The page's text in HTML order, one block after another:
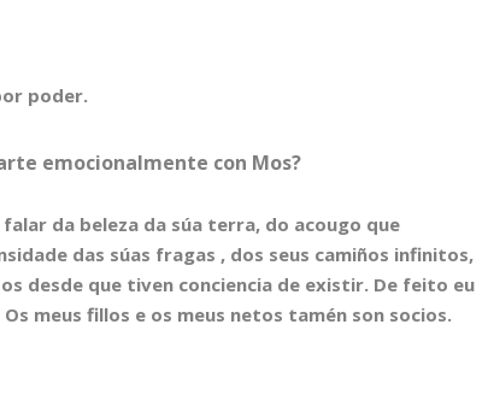
poder.
emocionalmente con Mos?
falar da beleza da súa terra, do acougo que
das súas fragas , dos seus camiños infinitos,
desde que tiven conciencia de existir. De feito eu
meus fillos e os meus netos tamén son socios.